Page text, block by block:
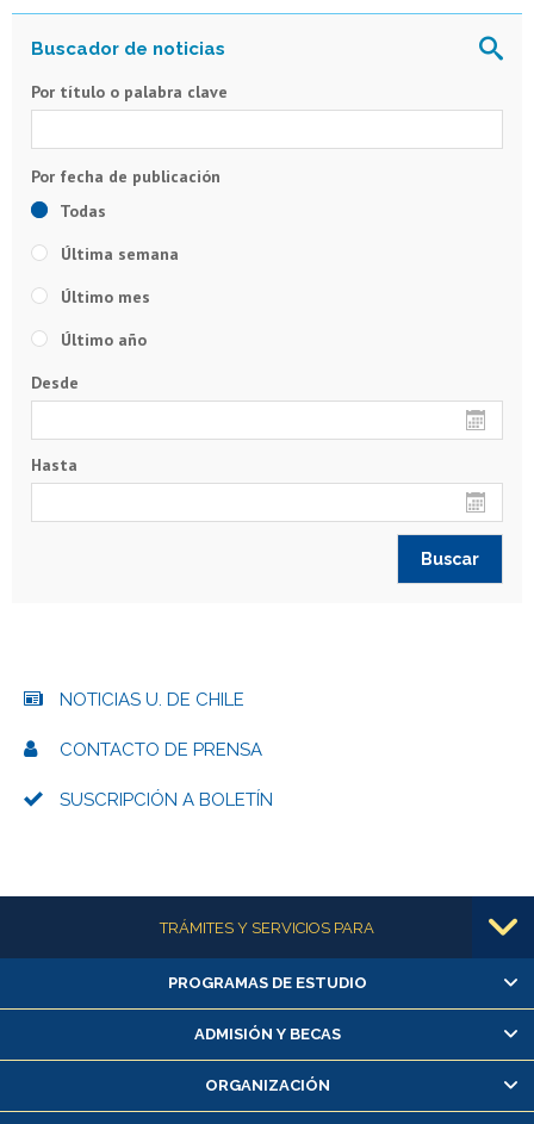
Por título o palabra clave
Todas
Última semana
Último mes
Último año
Desde
Hasta
NOTICIAS U. DE CHILE
CONTACTO DE PRENSA
SUSCRIPCIÓN A BOLETÍN
Más informaciónTRÁMITES Y SERVICIOS PARA
Alumnas/os y exalumnas/os
Matrícula en línea
Inscripción y cambio de asignaturas
Consulta y certificado de notas
PROGRAMAS DE ESTUDIO
ADMISIÓN Y BECAS
ORGANIZACIÓN